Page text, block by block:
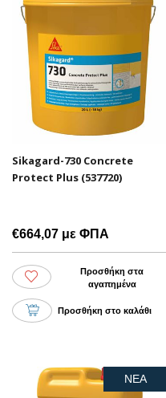
Sikagard-730 Concrete
Protect Plus (537720)
€664,07 με ΦΠΑ
Προσθήκη στα
αγαπημένα
Προσθήκη στο καλάθι
ΝΕΑ